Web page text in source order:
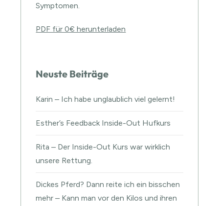
Symptomen.
PDF für 0€ herunterladen
Neuste Beiträge
Karin – Ich habe unglaublich viel gelernt!
Esther’s Feedback Inside-Out Hufkurs
Rita – Der Inside-Out Kurs war wirklich
unsere Rettung.
Dickes Pferd? Dann reite ich ein bisschen
mehr – Kann man vor den Kilos und ihren